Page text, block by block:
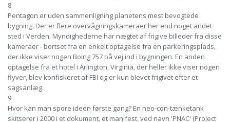
8
Pentagon er uden sammenligning planetens mest bevogtede
bygning. Der er flere overvågningskameraer her end noget andet
sted i Verden. Myndighederne har nægtet af frigive billeder fra disse
kameraer - bortset fra en enkelt optagelse fra en parkeringsplads,
der ikke viser nogen Boing 757 på vej ind i bygningen. En anden
optagelse fra et hotel i Arlington, Virginia, der heller ikke viser nogen
flyver, blev konfiskeret af FBI og er kun blevet frigivet efter et
sagsanlæg.
9
Hvor kan man spore ideen første gang? En neo-con-tænketank
skitserer i 2000 i et dokument, et manifest, ved navn 'PNAC' (Project